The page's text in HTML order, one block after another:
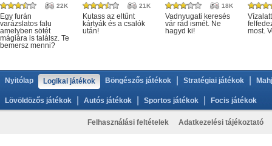
22K
Egy furán
varázslatos falu
amelyben sötét
mágiára is találsz. Te
bemersz menni?
21K
Kutass az eltűnt
kártyák és a csalók
után!
18K
Vadnyugati keresés
vár rád ismét. Ne
hagyd ki!
most.
Nyitólap Logikai játékok Böngészős játékok Stratégiai játékok
Lövöldözős játékok Autós játékok Sportos játékok Focis játékok
Felhasználási feltételek Adatkezelési tájékoztató